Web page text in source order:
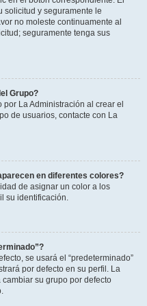
solicitud y seguramente le
no moleste continuamente al
seguramente tenga sus
Grupo?
La Administración al crear el
de usuarios, contacte con La
en diferentes colores?
de asignar un color a los
su identificación.
se usará el “predeterminado”
por defecto en su perfil. La
su grupo por defecto